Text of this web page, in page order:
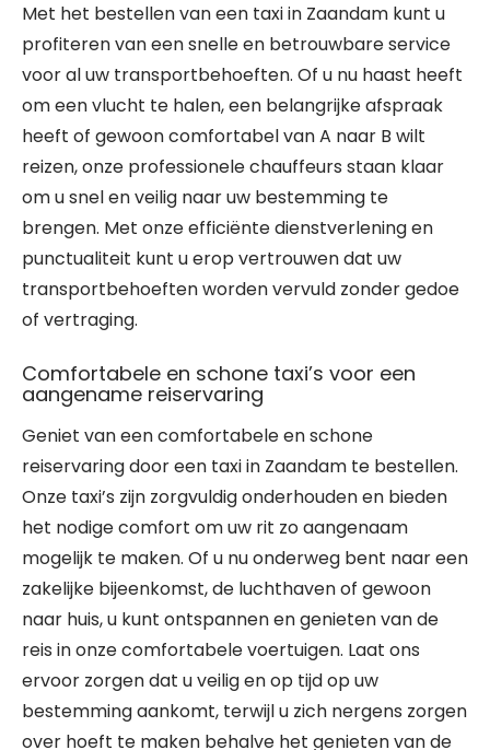
Met het bestellen van een taxi in Zaandam kunt u
profiteren van een snelle en betrouwbare service
voor al uw transportbehoeften. Of u nu haast heeft
om een vlucht te halen, een belangrijke afspraak
heeft of gewoon comfortabel van A naar B wilt
reizen, onze professionele chauffeurs staan klaar
om u snel en veilig naar uw bestemming te
brengen. Met onze efficiënte dienstverlening en
punctualiteit kunt u erop vertrouwen dat uw
transportbehoeften worden vervuld zonder gedoe
of vertraging.
Comfortabele en schone taxi’s voor een
aangename reiservaring
Geniet van een comfortabele en schone
reiservaring door een taxi in Zaandam te bestellen.
Onze taxi’s zijn zorgvuldig onderhouden en bieden
het nodige comfort om uw rit zo aangenaam
mogelijk te maken. Of u nu onderweg bent naar een
zakelijke bijeenkomst, de luchthaven of gewoon
naar huis, u kunt ontspannen en genieten van de
reis in onze comfortabele voertuigen. Laat ons
ervoor zorgen dat u veilig en op tijd op uw
bestemming aankomt, terwijl u zich nergens zorgen
over hoeft te maken behalve het genieten van de